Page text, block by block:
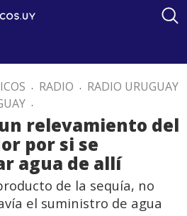
. RADIO . RADIO URUGUAY
.
relevamiento del
por si se
agua de allí
de la sequía, no
el suministro de agua